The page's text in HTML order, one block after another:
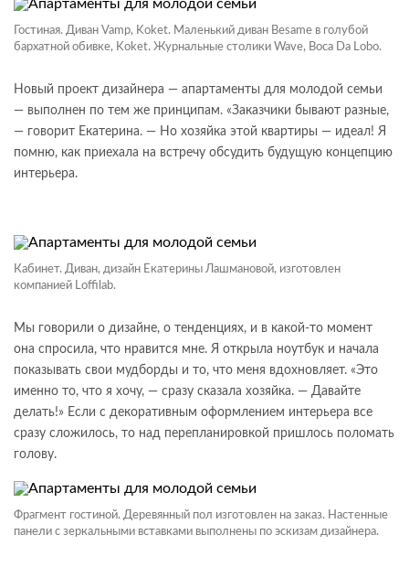
Гостиная. Диван Vamp, Koket. Маленький диван Besame в голубой
бархатной обивке, Koket. Журнальные столики Wave, Boca Da Lobo.
Новый проект дизайнера — апартаменты для молодой семьи
— выполнен по тем же принципам. «Заказчики бывают разные,
— говорит Екатерина. — Но хозяйка этой квартиры — идеал! Я
помню, как приехала на встречу обсудить будущую концепцию
интерьера.
Кабинет. Диван, дизайн Екатерины Лашмановой, изготовлен
компанией Loffilab.
Мы говорили о дизайне, о тенденциях, и в какой-то момент
она спросила, что нравится мне. Я открыла ноутбук и начала
показывать свои мудборды и то, что меня вдохновляет. «Это
именно то, что я хочу, — сразу сказала хозяйка. — Давайте
делать!» Если с декоративным оформлением интерьера все
сразу сложилось, то над перепланировкой пришлось поломать
голову.
Фрагмент гостиной. Деревянный пол изготовлен на заказ. Настенные
панели с зеркальными вставками выполнены по эскизам дизайнера.